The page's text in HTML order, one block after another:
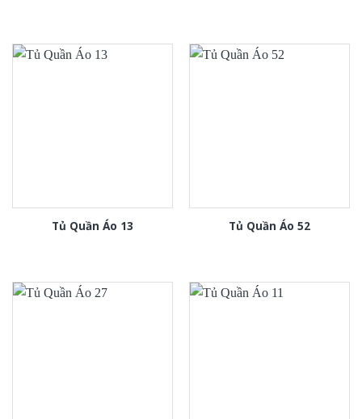
Tủ Quần Áo 13 Tủ Quần Áo 52